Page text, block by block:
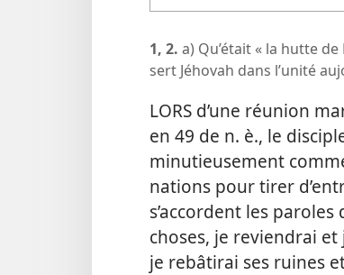
1, 2. a) Qu’était « la hutte
sert Jéhovah dans l’unité
LORS d’une réunion
en 49 de n. è., le
minutieusement
nations pour tirer
s’accordent les paroles
choses, je reviendrai
je rebâtirai ses ruines